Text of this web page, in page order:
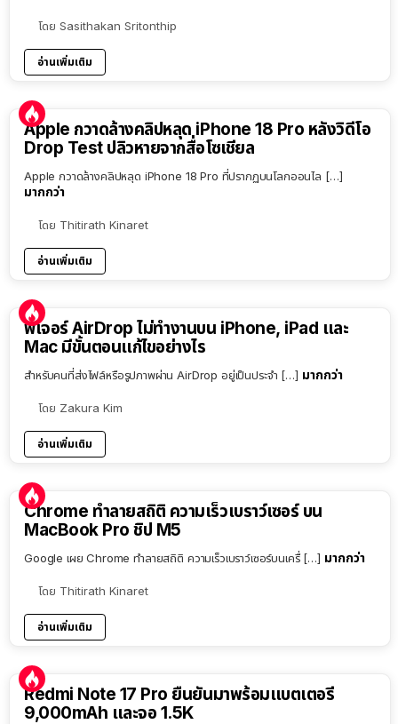
โดย Sasithakan Sritonthip
อ่านเพิ่มเติม
Apple กวาดล้างคลิปหลุด iPhone 18 Pro หลังวิดีโอ
Drop Test ปลิวหายจากสื่อโซเชียล
Apple กวาดล้างคลิปหลุด iPhone 18 Pro ที่ปรากฏบนโลกออนไล […]
มากกว่า
โดย Thitirath Kinaret
อ่านเพิ่มเติม
ฟีเจอร์ AirDrop ไม่ทำงานบน iPhone, iPad และ
Mac มีขั้นตอนแก้ไขอย่างไร
สำหรับคนที่ส่งไฟล์หรือรูปภาพผ่าน AirDrop อยู่เป็นประจำ […] มากกว่า
โดย Zakura Kim
อ่านเพิ่มเติม
Chrome ทำลายสถิติ ความเร็วเบราว์เซอร์ บน
MacBook Pro ชิป M5
Google เผย Chrome ทำลายสถิติ ความเร็วเบราว์เซอร์บนเครื่ […] มากกว่า
โดย Thitirath Kinaret
อ่านเพิ่มเติม
Redmi Note 17 Pro ยืนยันมาพร้อมแบตเตอรี่
9,000mAh และจอ 1.5K